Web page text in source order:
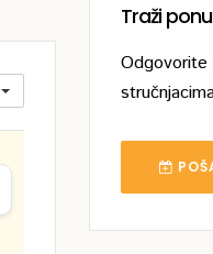
Traži
Odgovorite